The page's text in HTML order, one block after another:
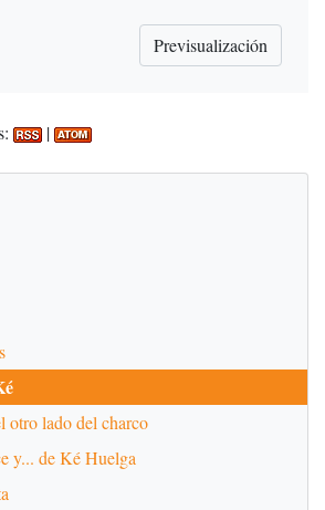
|
otro lado del charco
y... de Ké Huelga